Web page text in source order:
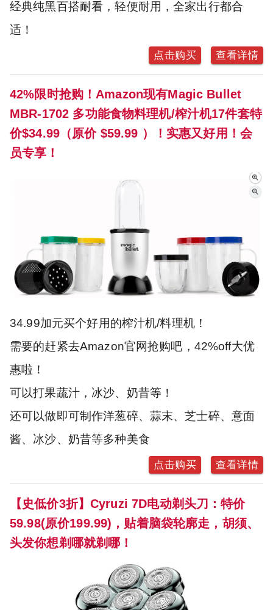
经典纯黑百搭耐看，轻便耐用，全家出行都合
适！
点击购买 查看详情
42%限时抢购！Amazon现有Magic Bullet
MBR-1702 多功能食物料理机/榨汁机17件套特
价$34.99（原价 $59.99 ）！实惠又好用！会
员专享！
34.99加元买个好用的榨汁机/料理机！
需要的赶紧去Amazon官网抢购吧，42%off大优
惠啦！
可以打果蔬汁，冰沙、奶昔等！
还可以做即可制作洋葱碎、蒜末、芝士碎、意面
酱、冰沙、奶昔等多种美食
点击购买 查看详情
【史低价3折】Cyruzi 7D电动剃头刀：特价
59.98(原价199.99)，贴着脑袋轮廓走，胡须、
头发你想剃哪就剃哪！